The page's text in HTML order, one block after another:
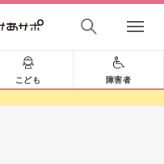
こども 障害者